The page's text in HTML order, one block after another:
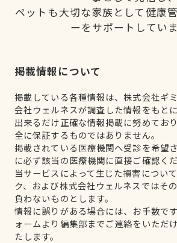
ペットも大切な家族として健康
ーをサポートしていま
掲載情報について
掲載している各種情報は、株式会社ギ
会社ウェルネスが調査した情報をもとに
出来るだけ正確な情報掲載に努めてお
全に保証するものではありません。
掲載されている医療機関へ受診を希望
に必ず該当の医療機関に直接ご確認くだ
当サービスによって生じた損害につい
ク、および株式会社ウェルネスではそ
負わないものとします。
情報に誤りがある場合には、お手数で
ォームより編集部までご連絡をいただ
たします。